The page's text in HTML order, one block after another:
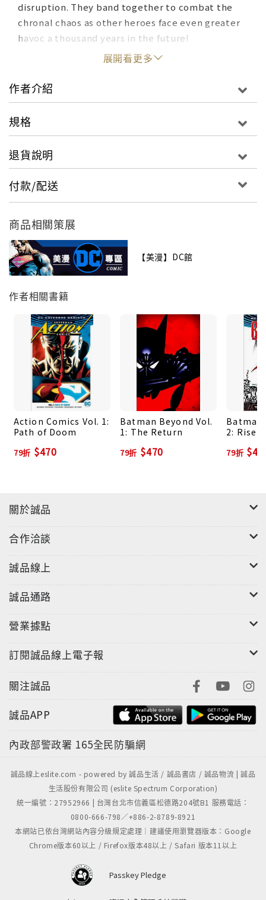
disruption. They band together to combat the
chronal chaos as other heroes face even greater
havoc a thousand years in the future!
展開看更多
作者介紹
規格
退貨說明
付款/配送
商品相關策展
【美漫】DC館
作者相關書籍
Action Comics Vol. 1:
Path of Doom
79折 $470
Batman Beyond Vol.
1: The Return
79折 $470
Batman
2: Rise
79折
關於誠品
合作洽談
誠品線上
誠品通路
營業據點
訂閱誠品線上電子報
關注誠品
誠品APP
內政部警政署 165全民防騙網
誠品線上eslite.com - powered by 誠品生活 / 誠品書店 / 誠品物流 | 誠品
生活股份有限公司 (eslite Spectrum Corporation)
統一編號：27952966 | 台灣台北市信義區松德路204號B1 服務電話：
0800-666-798／+886-2-8789-8921
本網站已依台灣網站內容分級規定處理｜建議使用瀏覽器版本：Google
Chrome版本60以上 / Firefox版本48以上 / Safari 版本11以上
Passkey Pledge